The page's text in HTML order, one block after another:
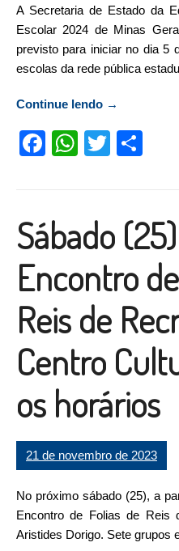
A Secretaria de Estado da
Escolar 2024 de Minas
previsto para iniciar no dia 5
escolas da rede pública
Continue lendo “Calendário
→
FacebookTwitter
Sábado
Encontro
Reis de
Centro
os horários
21 de novembro de 2023
No próximo sábado (25), a
Encontro de Folias de Reis
Aristides Dorigo. Sete grupos